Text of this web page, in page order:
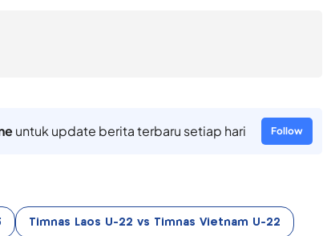
untuk update berita terbaru setiap hari Follow
Timnas Laos U-22 vs Timnas Vietnam U-22